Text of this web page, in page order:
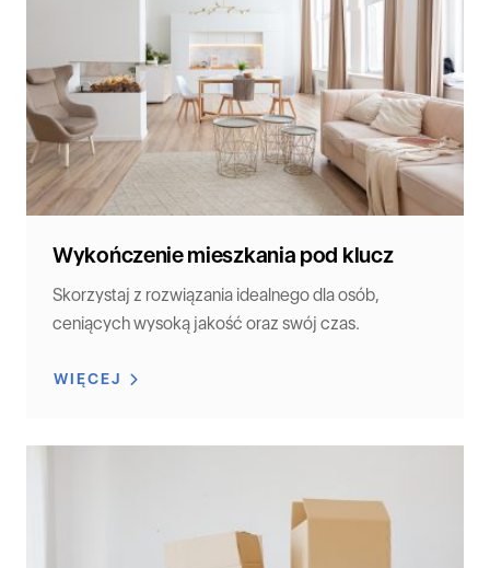
Wykończenie mieszkania pod klucz
Skorzystaj z rozwiązania idealnego dla osób,
ceniących wysoką jakość oraz swój czas.
WIĘCEJ